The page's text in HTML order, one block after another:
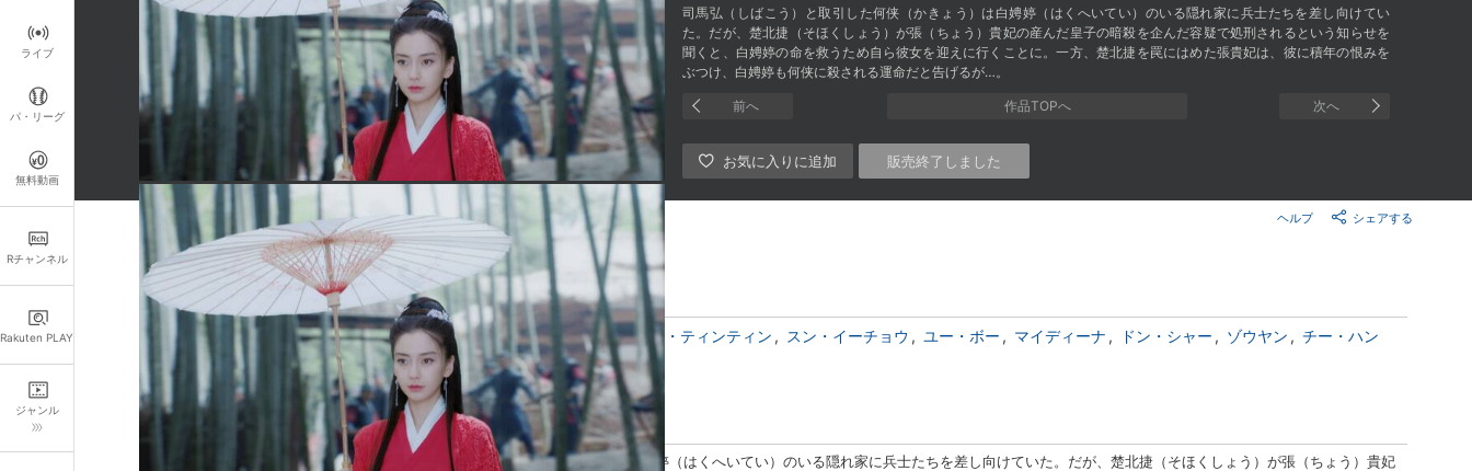
動画配信ガイド
Rakuten PLAY
無料テレビ
チケット
ライブ
パ・リーグ
無料動画
Rチャンネル
Rakuten PLAY
ジャンル
司馬弘（しばこう）と取引した何侠（かきょう）は白娉婷（はくへいてい）のいる隠れ家に兵士たちを差し向けてい
た。だが、楚北捷（そほくしょう）が張（ちょう）貴妃の産んだ皇子の暗殺を企んだ容疑で処刑されるという知らせを
聞くと、白娉婷の命を救うため自ら彼女を迎えに行くことに。一方、楚北捷を罠にはめた張貴妃は、彼に積年の恨みを
ぶつけ、白娉婷も何侠に殺される運命だと告げるが…。
前へ 作品TOPへ 次へ
販売終了しました
シェアする
ヘルプ
詳細情報
キャスト・スタッフ
出演：ウォレス・チョン アンジェラベイビー ガン・ティンティン スン・イーチョウ ユー・ボー マイディーナ ドン・シャー ゾウヤン
チー・ハン
監督： ジュ・ジャオリャン
脚本：チャン・ヨンチェン
あらすじ
司馬弘（しばこう）と取引した何侠（かきょう）は白娉婷（はくへいてい）のいる隠れ家に兵士たちを差し向けていた。だが、楚北捷（そほくしょう）が張（ちょう）貴妃